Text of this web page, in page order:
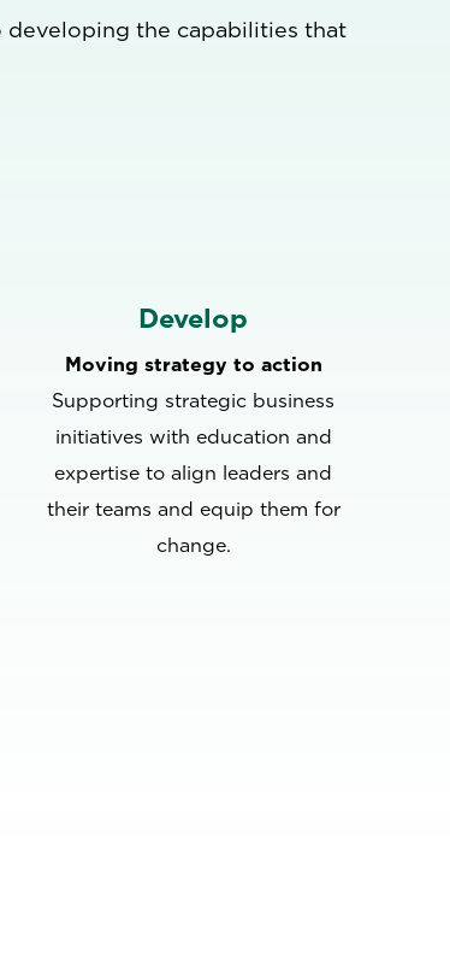
developing the capabilities that
Develop
Moving strategy to action
Supporting strategic business
initiatives with education and
expertise to align leaders and
their teams and equip them for
change.